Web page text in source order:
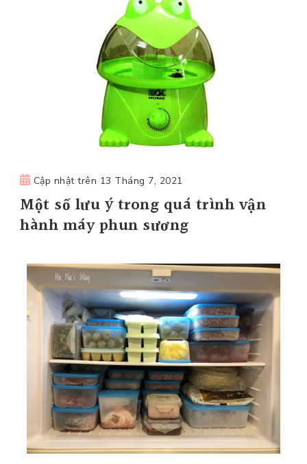
Cập nhật trên 13 Tháng 7, 2021
Một số lưu ý trong quá trình vận
hành máy phun sương